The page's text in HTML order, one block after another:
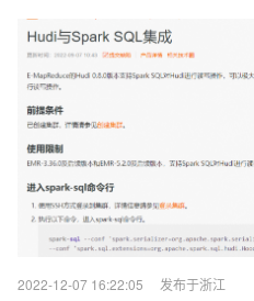
2022-12-07 16:22:05 发布于浙江